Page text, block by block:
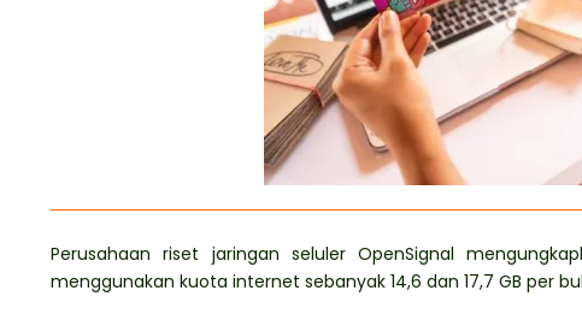
Perusahaan riset jaringan seluler OpenSignal
menggunakan kuota internet sebanyak 14,6 dan 17,7 GB per